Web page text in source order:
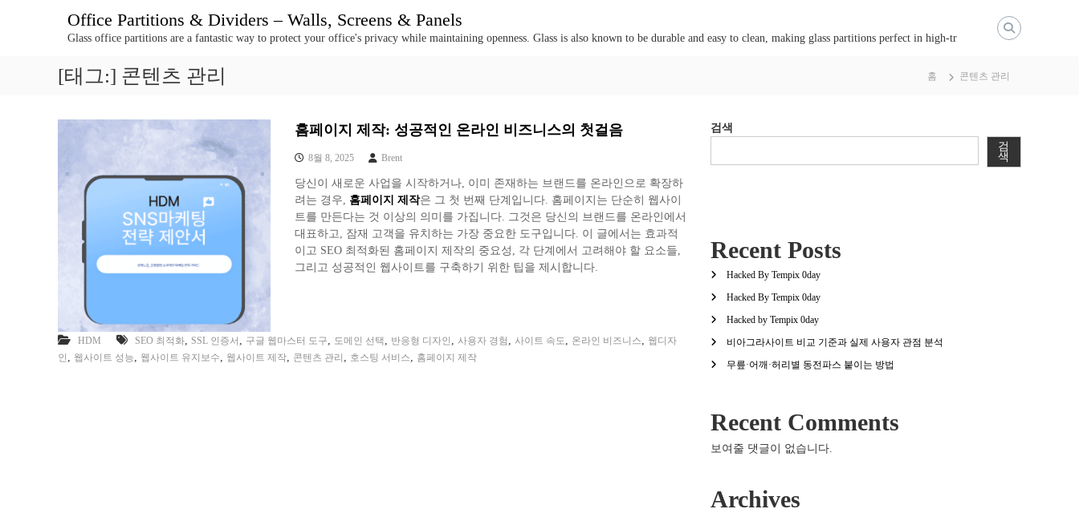
Office Partitions & Dividers – Walls, Screens & Panels
Glass office partitions are a fantastic way to protect your office's privacy while maintaining openness. Glass is also known to be durable and easy to clean, making glass partitions perfect in high-tr
[태그:] 콘텐츠 관리 홈 콘텐츠 관리
홈페이지 제작: 성공적인 온라인 비즈니스의 첫걸음
8월 8, 2025 Brent
당신이 새로운 사업을 시작하거나, 이미 존재하는 브랜드를 온라인으로 확장하
려는 경우, 홈페이지 제작은 그 첫 번째 단계입니다. 홈페이지는 단순히 웹사이
트를 만든다는 것 이상의 의미를 가집니다. 그것은 당신의 브랜드를 온라인에서
대표하고, 잠재 고객을 유치하는 가장 중요한 도구입니다. 이 글에서는 효과적
이고 SEO 최적화된 홈페이지 제작의 중요성, 각 단계에서 고려해야 할 요소들,
그리고 성공적인 웹사이트를 구축하기 위한 팁을 제시합니다.
HDM SEO 최적화 SSL 인증서 구글 웹마스터 도구 도메인 선택 반응형 디자인 사용자 경험 사이트 속도 온라인 비즈니스
웹디자
인
웹사이트 성능 웹사이트 유지보수 웹사이트 제작 콘텐츠 관리 호스팅 서비스 홈페이지 제작
검색
검
색
Recent Posts
Hacked By Tempix 0day
Hacked By Tempix 0day
Hacked by Tempix 0day
비아그라사이트 비교 기준과 실제 사용자 관점 분석
무릎·어깨·허리별 동전파스 붙이는 방법
Recent Comments
보여줄 댓글이 없습니다.
Archives